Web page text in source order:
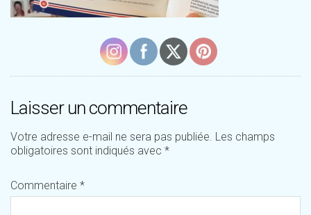
Laisser un commentaire
Votre adresse e-mail ne sera pas publiée. Les champs
obligatoires sont indiqués avec *
Commentaire *